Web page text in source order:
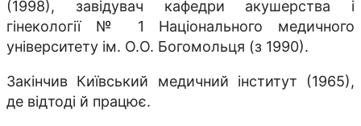
(1998), завідувач кафедри акушерства і
гінекології № 1 Національного медичного
університету ім. О.О. Богомольця (з 1990).
Закінчив Київський медичний інститут (1965),
де відтоді й працює.